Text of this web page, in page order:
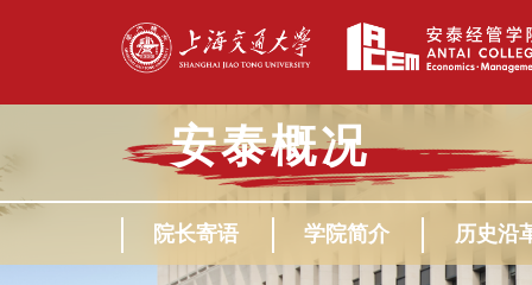
安泰概况
院长寄语 学院简介 历史沿